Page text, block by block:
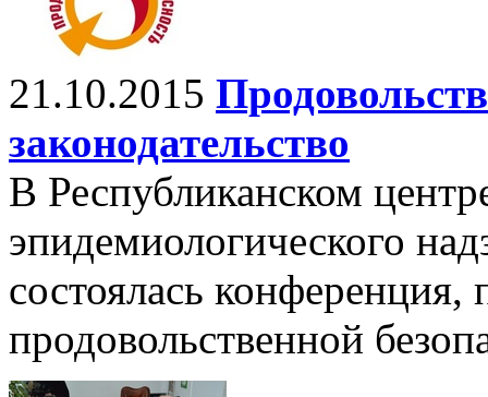
21.10.2015
законодательство
В Республиканском
эпидемиологического
состоялась
продовольственной